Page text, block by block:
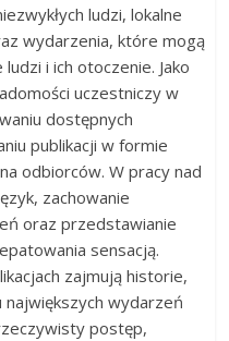
ludzi, lokalne
wydarzenia, które mogą
i ich otoczenie. Jako
uczestniczy w
dostępnych
publikacji w formie
odbiorców. W pracy nad
zachowanie
oraz przedstawianie
sensacją.
zajmują historie,
wydarzeń
postęp,